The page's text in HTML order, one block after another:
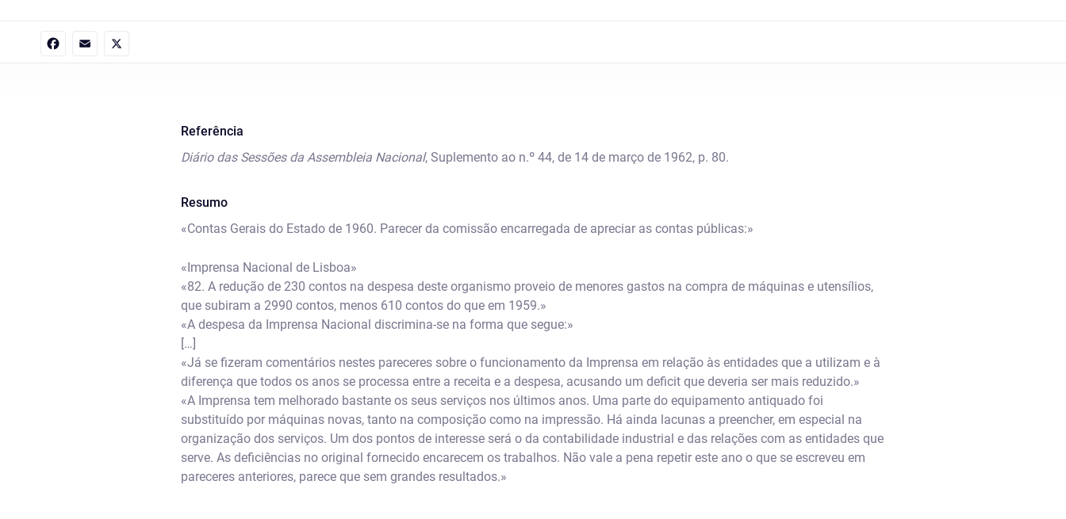
Referência
Diário das Sessões da Assembleia Nacional, Suplemento ao n.º 44, de 14 de março de 1962, p. 80.
Resumo
«Contas Gerais do Estado de 1960. Parecer da comissão encarregada de apreciar as contas públicas:»
«Imprensa Nacional de Lisboa»
«82. A redução de 230 contos na despesa deste organismo proveio de menores gastos na compra de máquinas e utensílios,
que subiram a 2990 contos, menos 610 contos do que em 1959.»
«A despesa da Imprensa Nacional discrimina-se na forma que segue:»
[…]
«Já se fizeram comentários nestes pareceres sobre o funcionamento da Imprensa em relação às entidades que a utilizam e à
diferença que todos os anos se processa entre a receita e a despesa, acusando um deficit que deveria ser mais reduzido.»
«A Imprensa tem melhorado bastante os seus serviços nos últimos anos. Uma parte do equipamento antiquado foi
substituído por máquinas novas, tanto na composição como na impressão. Há ainda lacunas a preencher, em especial na
organização dos serviços. Um dos pontos de interesse será o da contabilidade industrial e das relações com as entidades que
serve. As deficiências no original fornecido encarecem os trabalhos. Não vale a pena repetir este ano o que se escreveu em
pareceres anteriores, parece que sem grandes resultados.»